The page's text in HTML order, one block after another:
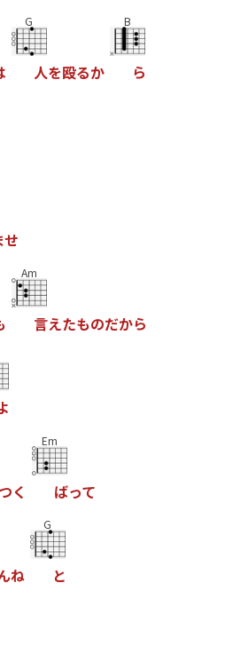
G
人を殴るか
B
ら
せ
Am
言えたものだから
つく
Em
ばって
ね
G
と